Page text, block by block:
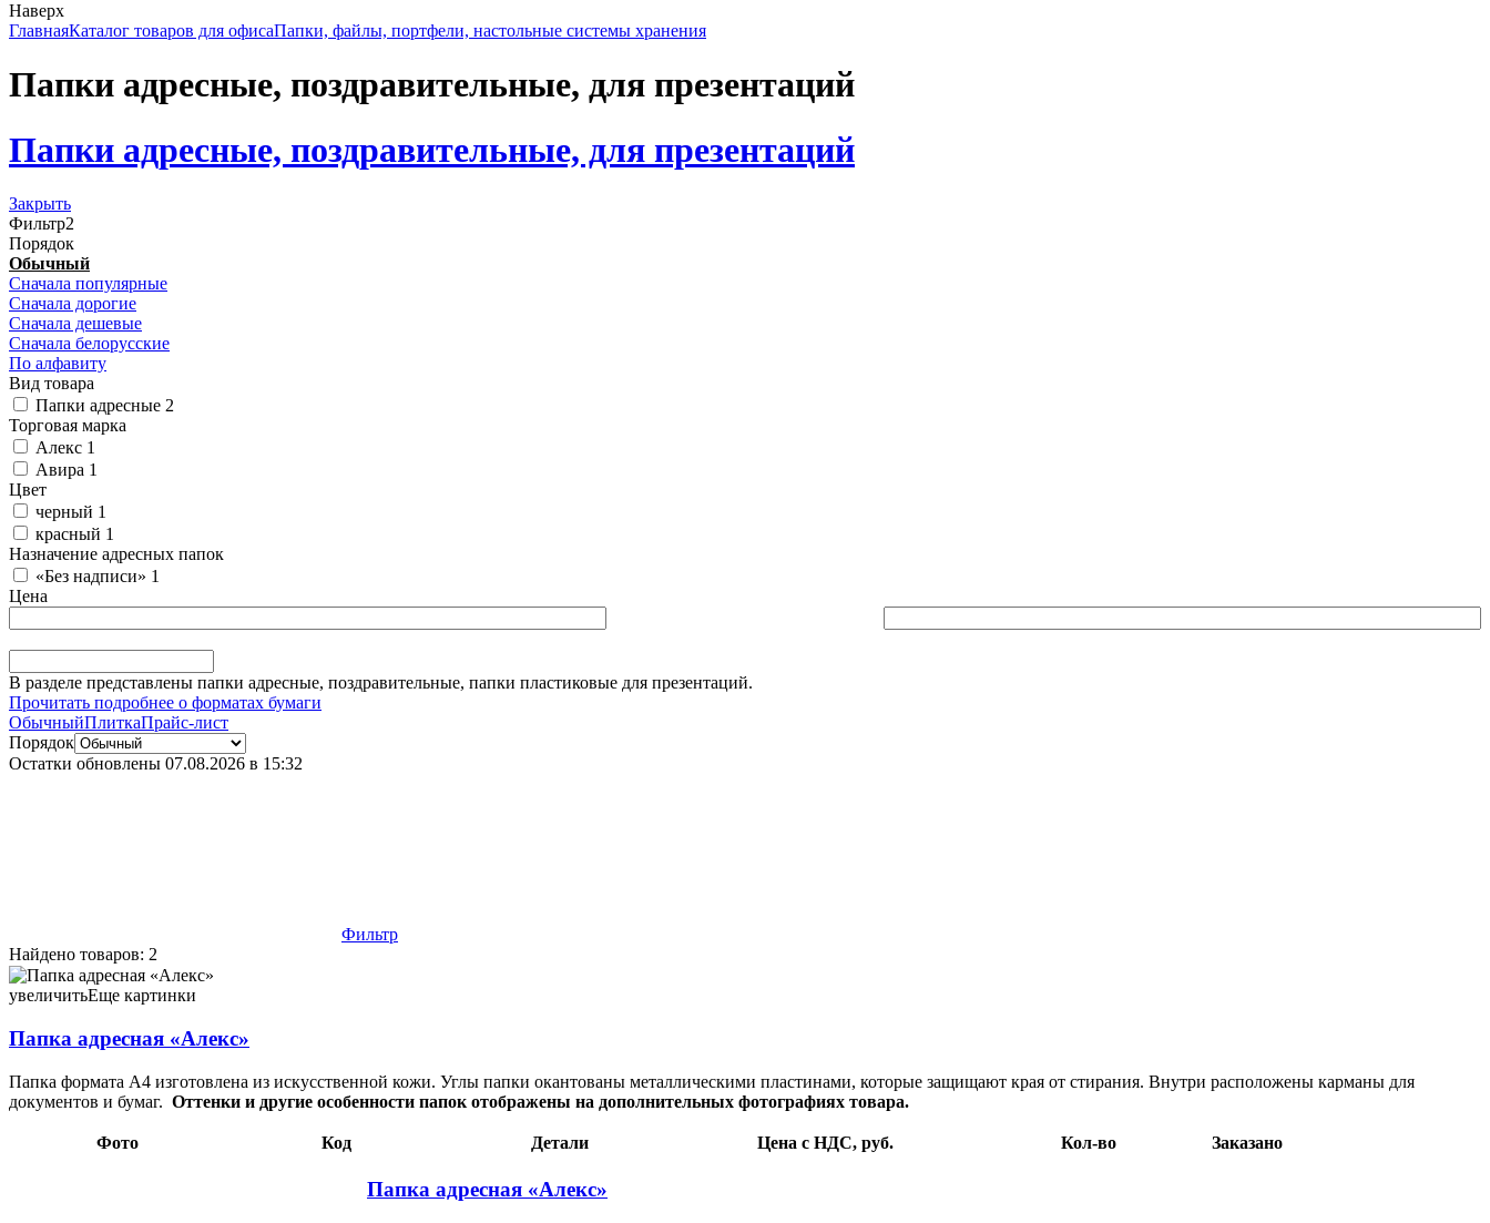
Наверх
ГлавнаяКаталог товаров для офисаПапки, файлы, портфели, настольные системы хранения
Папки адресные, поздравительные, для презентаций
Папки адресные, поздравительные, для презентаций
Закрыть
Фильтр2
Порядок
Обычный
Сначала популярные
Сначала дорогие
Сначала дешевые
Сначала белорусские
По алфавиту
Вид товара
Папки адресные 2
Торговая марка
Алекс 1
Авира 1
Цвет
черный 1
красный 1
Назначение адресных папок
«Без надписи» 1
Цена
В разделе представлены папки адресные, поздравительные, папки пластиковые для презентаций.
Прочитать подробнее о форматах бумаги
ОбычныйПлиткаПрайс-лист
Порядок
Остатки обновлены 07.08.2026 в 15:32
Фильтр
Найдено товаров: 2
Папка адресная «Алекс» 330×250 мм, черная 59,11 000035
увеличитьЕще картинки
Папка адресная «Алекс»
Папка формата А4 изготовлена из искусственной кожи. Углы папки окантованы металлическими пластинами, которые защищают края от стирания. Внутри расположены карманы для
документов и бумаг. Оттенки и другие особенности папок отображены на дополнительных фотографиях товара.
Фото Код Детали Цена c НДС, руб. Кол-во Заказано
Папка адресная «Алекс»